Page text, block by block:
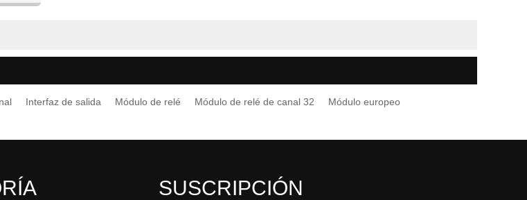
Interfaz de salida Módulo de relé Módulo de relé de canal 32 Módulo europeo
SUSCRIPCIÓN